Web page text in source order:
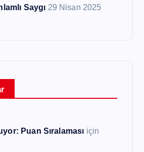
Saygı 29 Nisan 2025
Puan Sıralaması için